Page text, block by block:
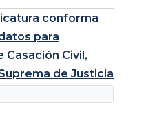
conforma
para
Casación Civil,
de Justicia